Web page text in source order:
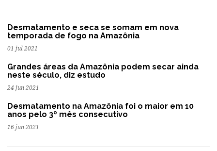
Desmatamento e seca se somam em nova
temporada de fogo na Amazônia
01 jul 2021
Grandes áreas da Amazônia podem secar ainda
neste século, diz estudo
24 jun 2021
Desmatamento na Amazônia foi o maior em 10
anos pelo 3º mês consecutivo
16 jun 2021